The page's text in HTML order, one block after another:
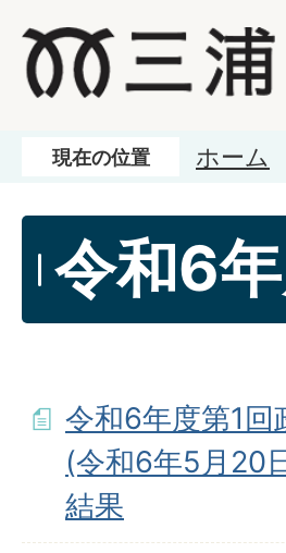
現在の位置 ホーム
令和6
令和6年度第1回
(令和6年5月20
結果